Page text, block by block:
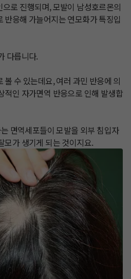
로 진행되며, 모발이 남성호르몬의
응해 가늘어지는 연모화가 특징입
다릅니다.
볼 수 있는데요, 여러 과민 반응에 의
적인 자가면역 반응으로 인해 발생합
면역세포들이 모발을 외부 침입자
모가 생기게 되는 것이지요.